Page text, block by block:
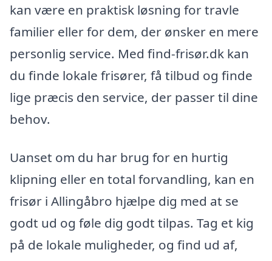
kan være en praktisk løsning for travle
familier eller for dem, der ønsker en mere
personlig service. Med find-frisør.dk kan
du finde lokale frisører, få tilbud og finde
lige præcis den service, der passer til dine
behov.
Uanset om du har brug for en hurtig
klipning eller en total forvandling, kan en
frisør i Allingåbro hjælpe dig med at se
godt ud og føle dig godt tilpas. Tag et kig
på de lokale muligheder, og find ud af,